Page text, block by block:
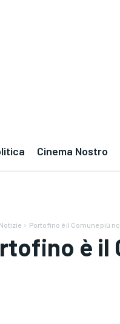
Cinema Nostro
Notizie Portofino è il Comune più
è il